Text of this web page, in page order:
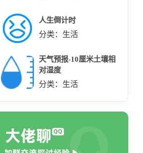
人生倒计时
分类：生活
天气预报-10厘米土壤相
对湿度
分类：生活